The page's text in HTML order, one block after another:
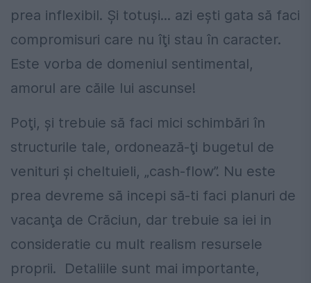
prea inflexibil. Şi totuşi... azi eşti gata să faci
compromisuri care nu îţi stau în caracter.
Este vorba de domeniul sentimental,
amorul are căile lui ascunse!
Poţi, şi trebuie să faci mici schimbări în
structurile tale, ordonează-ţi bugetul de
venituri şi cheltuieli, „cash-flow”. Nu este
prea devreme să incepi să-ti faci planuri de
vacanţa de Crăciun, dar trebuie sa iei in
consideratie cu mult realism resursele
proprii. Detaliile sunt mai importante,